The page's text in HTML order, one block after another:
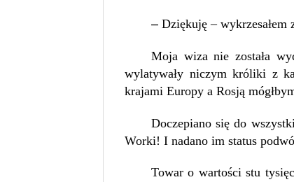
– Dziękuję –
Moja wiza nie została
wylatywały niczym króliki z
krajami Europy a Rosją
Doczepiano się do
Worki! I nadano im status
Towar o wartości stu